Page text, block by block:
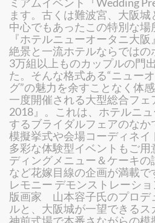
ます。古くは難波宮、大阪
中心でもあったこの特別な
『ホテルニューオータニ大
絶景と一流ホテルならでは
3万組以上ものカップルの門
た。そんな格式ある“ニュー
グ”の魅力を余すことなく体
一度開催される大型総合フ
2018』。これは、ホテルニ
するブライダルフェアのなか
模擬挙式や会場コーディネイ
多彩な体験型イベントもご
ディングメニュー＆ケーキ
など花嫁目線の企画が満載
レモニー デモンストレーシ
版画家 山本容子氏のプロデ
ルと、大阪城が一望できるス